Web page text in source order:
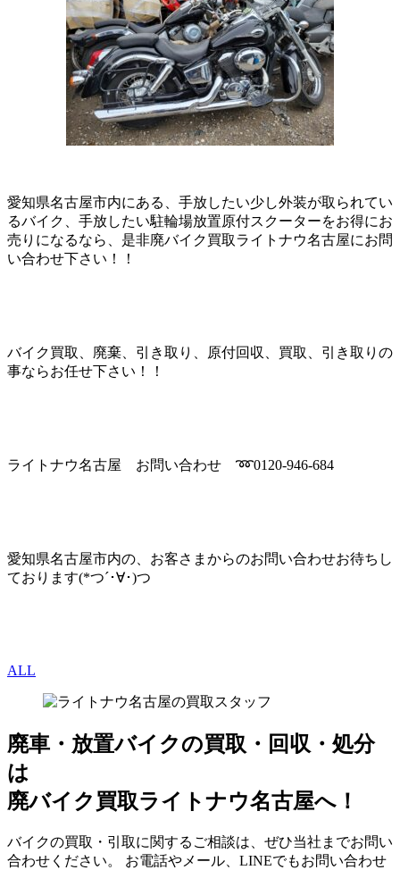
愛知県名古屋市内にある、手放したい少し外装が取られてい
るバイク、手放したい駐輪場放置原付スクーターをお得にお
売りになるなら、是非廃バイク買取ライトナウ名古屋にお問
い合わせ下さい！！
バイク買取、廃棄、引き取り、原付回収、買取、引き取りの
事ならお任せ下さい！！
ライトナウ名古屋 お問い合わせ ➿0120-946-684
愛知県名古屋市内の、お客さまからのお問い合わせお待ちし
ております(*つ´･∀･)つ
ALL
廃車・放置バイクの買取・回収・処分
は
廃バイク買取ライトナウ名古屋へ！
バイクの買取・引取に関するご相談は、ぜひ当社までお問い
合わせください。 お電話やメール、LINEでもお問い合わせ